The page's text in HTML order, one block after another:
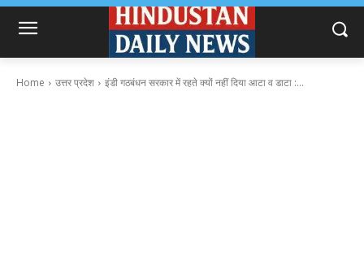
Home उत्तर प्रदेश इंडी गठबंधन सरकार में रहते क्यों नहीं दिया आटा व डाटा :...